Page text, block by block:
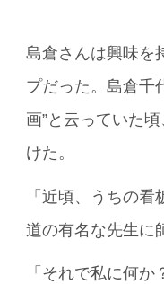
島倉さんは興味を
プだった。島倉千
画”と云っていた
けた。
「近頃、うちの
道の有名な先生に
「それで私に何か